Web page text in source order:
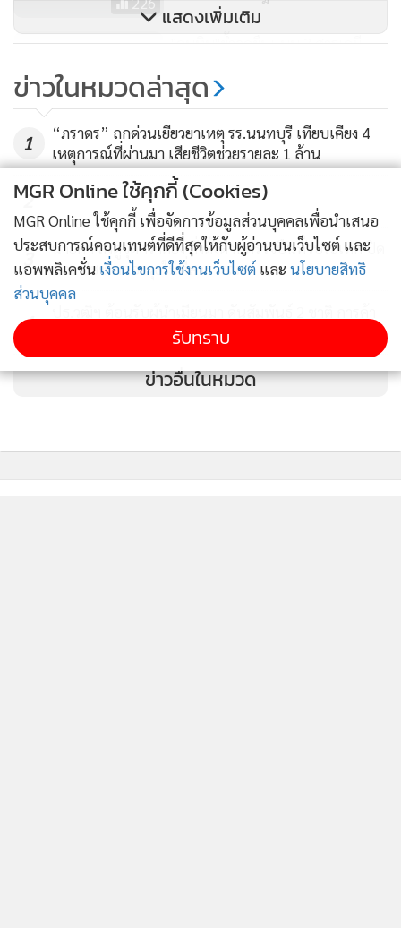
94
"อนุทิน"ย้ำจุดยืนแบน 3 สารเคมี
ประชาชน
แสดงเพิ่มเติม
ข่าวในหมวดล่าสุด
1
“ภราดร” ถกด่วนเยียวยาเหตุ รร.นนทบุรี เทียบเคียง 4
เหตุการณ์ที่ผ่านมา เสียชีวิตช่วยรายละ 1 ล้าน
2
3
นายกฯ ลงดูจุดกราดยิง สั่งตั้งด่านตรวจปืนทั่วประเทศ ปิด
ช่อง ปชช.พกอาวุธในที่สาธารณะ
4
มั่นคง แก้ผิด กม.-ปัญหาธรรมชาติ รับปากเดินหน้า ปชต.
ข่าวอื่นในหมวด
MGR Online ใช้คุกกี้ (Cookies)
MGR Online ใช้คุกกี้ เพื่อจัดการข้อมูลส่วนบุคคลเพื่อนำเสนอ
ประสบการณ์คอนเทนต์ที่ดีที่สุดให้กับผู้อ่านบนเว็บไซต์ และ
แอพพลิเคชั่น เงื่อนไขการใช้งานเว็บไซต์ และ นโยบายสิทธิ
ส่วนบุคคล
รับทราบ